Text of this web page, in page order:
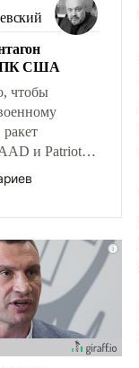
радикально
боевые
ВПК США
чтобы
ракет
и Patriot
более трех
война с
период
например,